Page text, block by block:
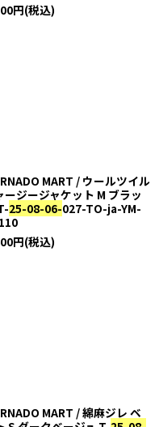
円(税込)
MART / ウールツイル
ージージャケット M ブラッ
25-08-06-027-TO-ja-YM-
円(税込)
MART / 綿麻ジレ ベ